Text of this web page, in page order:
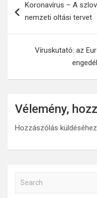
navigáció
Koronavírus – A
nemzeti oltási tervet
Víruskutató: az
Vélemény,
Hozzászólás küldéséhez